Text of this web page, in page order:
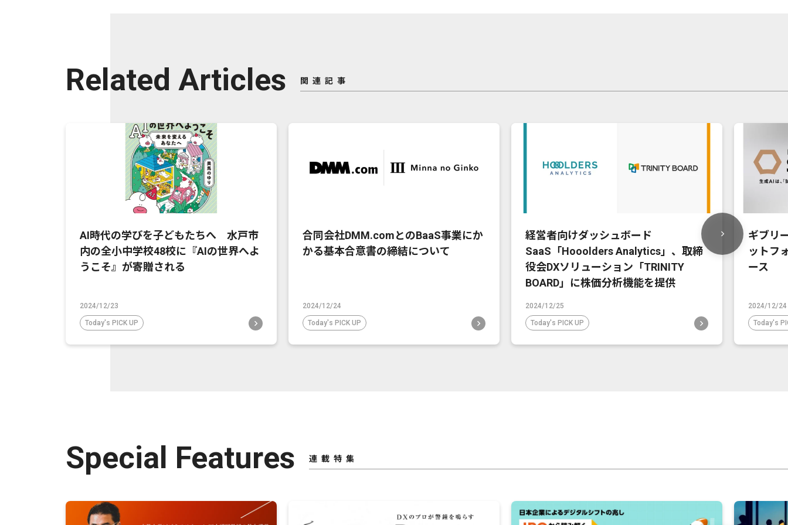
Related Articles 関連記事
AI時代の学びを子どもたちへ 水戸市
内の全小中学校48校に『AIの世界へよ
うこそ』が寄贈される
2024/12/23
Today's PICK UP
合同会社DMM.comとのBaaS事業にか
かる基本合意書の締結について
2024/12/24
Today's PICK UP
経営者向けダッシュボード
SaaS「Hooolders Analytics」、取締
役会DXソリューション「TRINITY
BOARD」に株価分析機能を提供
2024/12/25
Today's PICK UP
ギブリ
ットフ
ース
2024/12/24
Today's
Special Features 連載特集